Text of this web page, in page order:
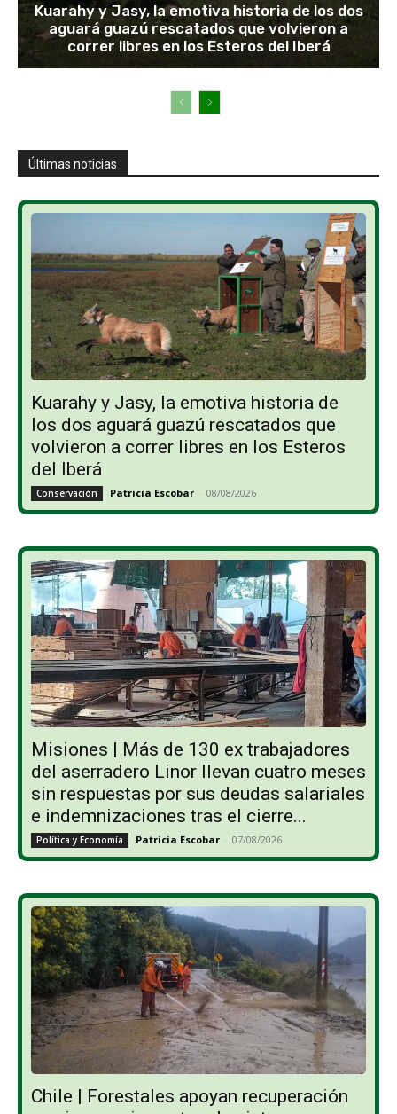
Kuarahy y Jasy, la emotiva historia de los dos
aguará guazú rescatados que volvieron a
correr libres en los Esteros del Iberá
Últimas noticias
Kuarahy y Jasy, la emotiva historia de
los dos aguará guazú rescatados que
volvieron a correr libres en los Esteros
del Iberá
Conservación Patricia Escobar - 08/08/2026
Misiones | Más de 130 ex trabajadores
del aserradero Linor llevan cuatro meses
sin respuestas por sus deudas salariales
e indemnizaciones tras el cierre...
Política y Economía Patricia Escobar - 07/08/2026
Chile | Forestales apoyan recuperación